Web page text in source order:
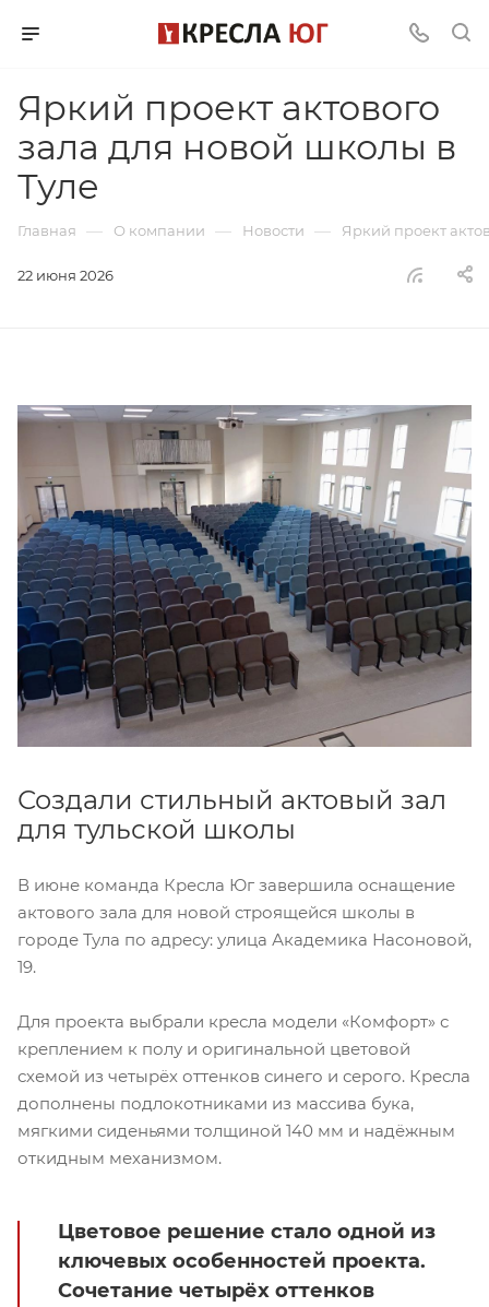
Яркий проект актового
зала для новой школы в
Туле
Главная — О компании — Новости — Яркий проект
22 июня 2026
Создали стильный актовый зал
для тульской школы
В июне команда Кресла Юг завершила оснащение
актового зала для новой строящейся школы в
городе Тула по адресу: улица Академика Насоновой,
19.
Для проекта выбрали кресла модели «Комфорт» с
креплением к полу и оригинальной цветовой
схемой из четырёх оттенков синего и серого. Кресла
дополнены подлокотниками из массива бука,
мягкими сиденьями толщиной 140 мм и надёжным
откидным механизмом.
Цветовое решение стало одной из
ключевых особенностей проекта.
Сочетание четырёх оттенков